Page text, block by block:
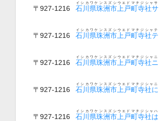
〒927-1216 石川県珠洲市上戸町寺社サ
イシカワケンスズシウエドマチジシャサ
〒927-1216 石川県珠洲市上戸町寺社テ
イシカワケンスズシウエドマチジシャテ
〒927-1216 石川県珠洲市上戸町寺社ニ
イシカワケンスズシウエドマチジシャニ
〒927-1216 石川県珠洲市上戸町寺社に
イシカワケンスズシウエドマチジシャニ
〒927-1216 石川県珠洲市上戸町寺社は
イシカワケンスズシウエドマチジシャハ